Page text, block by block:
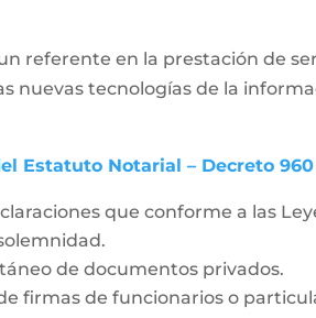
referente en la prestación de
nuevas tecnologías de la
Estatuto Notarial – Decreto 960
que conforme a las
de documentos privados.
firmas de funcionarios o